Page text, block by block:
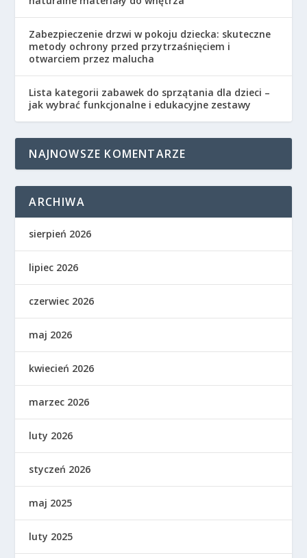
Zabezpieczenie drzwi w pokoju dziecka: skuteczne
metody ochrony przed przytrzaśnięciem i
otwarciem przez malucha
Lista kategorii zabawek do sprzątania dla dzieci –
jak wybrać funkcjonalne i edukacyjne zestawy
NAJNOWSZE KOMENTARZE
ARCHIWA
sierpień 2026
lipiec 2026
czerwiec 2026
maj 2026
kwiecień 2026
marzec 2026
luty 2026
styczeń 2026
maj 2025
luty 2025